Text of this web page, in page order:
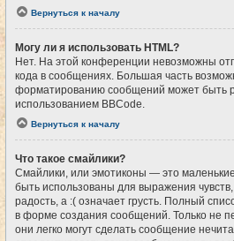
Вернуться к началу
Могу ли я использовать HTML?
Нет. На этой конференции невозможны
кода в сообщениях. Большая часть
форматированию сообщений может быть
использованием BBCode.
Вернуться к началу
Что такое смайлики?
Смайлики, или эмотиконы — это
быть использованы для выражения
радость, а :( означает грусть. Полный
в форме создания сообщений. Только не
они легко могут сделать сообщение